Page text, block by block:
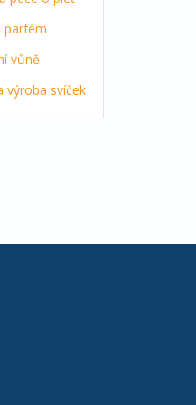
parfém
vůně
výroba svíček